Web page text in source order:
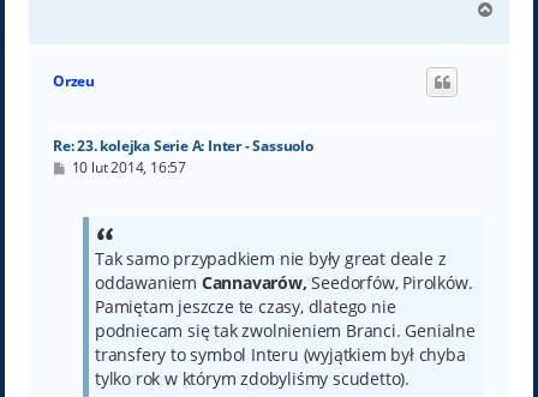
g
Orzeu
Re: 23. kolejka Serie A: Inter - Sassuolo
P10 lut 2014, 16:57
Tak samo przypadkiem nie były great deale z
oddawaniem Cannavarów, Seedorfów, Pirolków.
Pamiętam jeszcze te czasy, dlatego nie
podniecam się tak zwolnieniem Branci. Genialne
transfery to symbol Interu (wyjątkiem był chyba
tylko rok w którym zdobyliśmy scudetto).